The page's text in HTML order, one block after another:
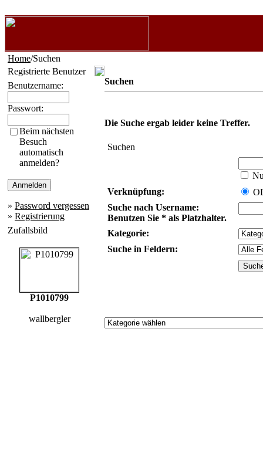
Home/Suchen
Registrierte Benutzer
Benutzername:
Passwort:
Beim nächsten
Besuch
automatisch
anmelden?
» Password vergessen
» Registrierung
Zufallsbild
P1010799
wallbergler
Suchen
Die Suche ergab leider keine Treffer.
Suchen
Verknüpfung:
Suche nach Username:
Benutzen Sie * als Platzhalter.
Kategorie:
Suche in Feldern: